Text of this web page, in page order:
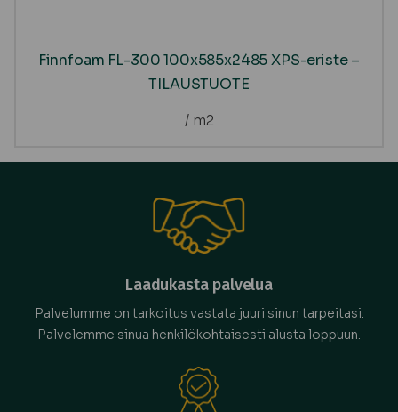
Finnfoam FL-300 100x585x2485 XPS-eriste –
TILAUSTUOTE
/ m2
Laadukasta palvelua
Palvelumme on tarkoitus vastata juuri sinun tarpeitasi.
Palvelemme sinua henkilökohtaisesti alusta loppuun.